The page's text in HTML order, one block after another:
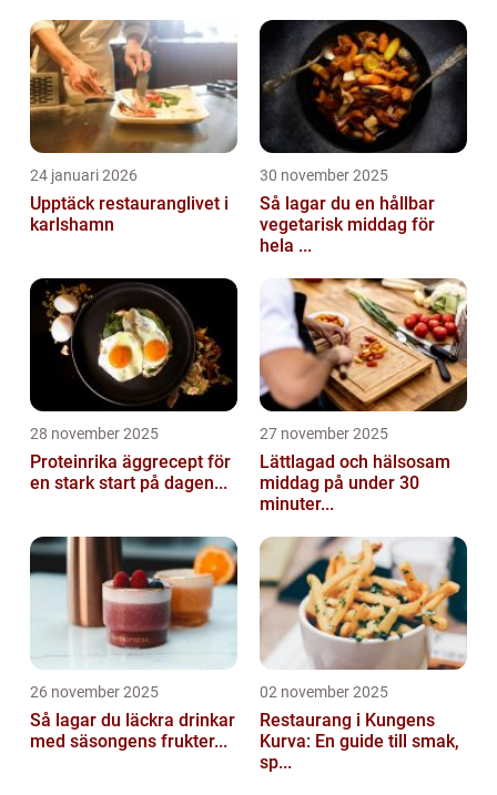
24 januari 2026
Upptäck restauranglivet i
karlshamn
30 november 2025
Så lagar du en hållbar
vegetarisk middag för
hela ...
28 november 2025
Proteinrika äggrecept för
en stark start på dagen...
27 november 2025
Lättlagad och hälsosam
middag på under 30
minuter...
26 november 2025
Så lagar du läckra drinkar
med säsongens frukter...
02 november 2025
Restaurang i Kungens
Kurva: En guide till smak,
sp...